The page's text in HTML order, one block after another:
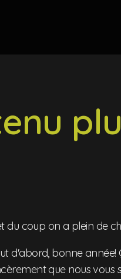
du coup on a plein de
d'abord, bonne année!
que nous vous